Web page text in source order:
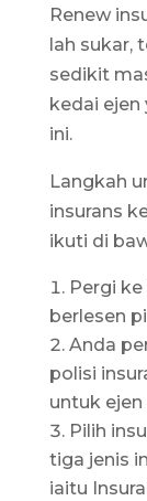
Renew
lah sukar,
sedikit
kedai
ini.
Langkah
insurans
ikuti di
Pergi
berlesen
Anda
polisi
untuk ejen
Pilih
tiga jenis
iaitu